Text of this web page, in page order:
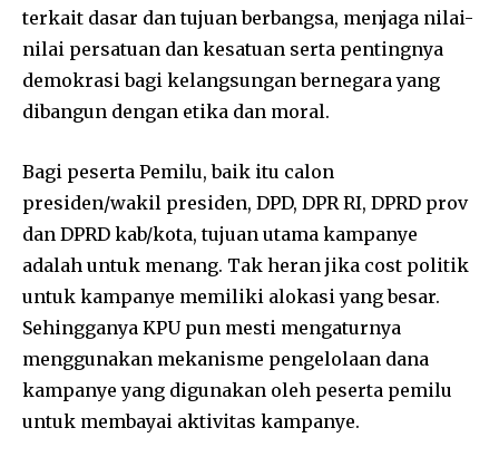
terkait dasar dan tujuan berbangsa, menjaga nilai-
nilai persatuan dan kesatuan serta pentingnya
demokrasi bagi kelangsungan bernegara yang
dibangun dengan etika dan moral.
Bagi peserta Pemilu, baik itu calon
presiden/wakil presiden, DPD, DPR RI, DPRD prov
dan DPRD kab/kota, tujuan utama kampanye
adalah untuk menang. Tak heran jika cost politik
untuk kampanye memiliki alokasi yang besar.
Sehingganya KPU pun mesti mengaturnya
menggunakan mekanisme pengelolaan dana
kampanye yang digunakan oleh peserta pemilu
untuk membayai aktivitas kampanye.